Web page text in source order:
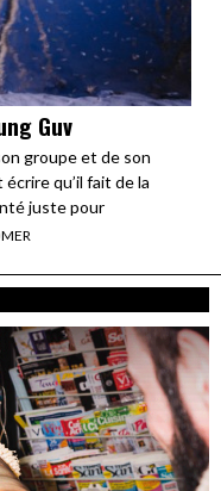
Guv
groupe et de son
qu’il fait de la
juste pour